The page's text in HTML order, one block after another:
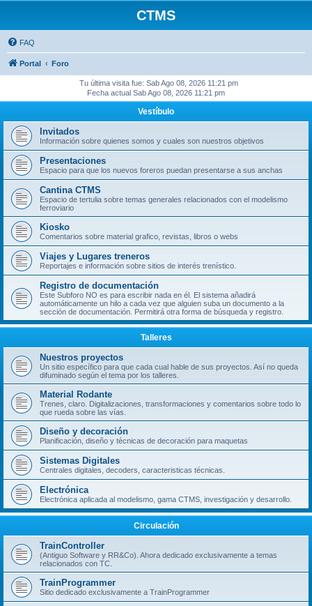
CTMS
FAQ
Portal Foro
Tu última visita fue: Sab Ago 08, 2026 11:21 pm
Fecha actual Sab Ago 08, 2026 11:21 pm
Vestíbulo
Invitados
Información sobre quienes somos y cuales son nuestros objetivos
Presentaciones
Espacio para que los nuevos foreros puedan presentarse a sus anchas
Cantina CTMS
Espacio de tertulia sobre temas generales relacionados con el modelismo
ferroviario
Kiosko
Comentarios sobre material grafico, revistas, libros o webs
Viajes y Lugares treneros
Reportajes e información sobre sitios de interés trenístico.
Registro de documentación
Este Subforo NO es para escribir nada en él. El sistema añadirá
automáticamente un hilo a cada vez que alguien suba un documento a la
sección de documentación. Permitirá otra forma de búsqueda y registro.
Talleres
Nuestros proyectos
Un sitio específico para que cada cual hable de sus proyectos. Así no queda
difuminado según el tema por los talleres.
Material Rodante
Trenes, claro. Digitalizaciones, transformaciones y comentarios sobre todo lo
que rueda sobre las vías.
Diseño y decoración
Planificación, diseño y técnicas de decoración para maquetas
Sistemas Digitales
Centrales digitales, decoders, caracteristicas técnicas.
Electrónica
Electrónica aplicada al modelismo, gama CTMS, investigación y desarrollo.
Circulación
TrainController
(Antiguo Software y RR&Co). Ahora dedicado exclusivamente a temas
relacionados con TC.
TrainProgrammer
Sitio dedicado exclusivamente a TrainProgrammer